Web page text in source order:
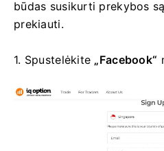
būdas susikurti prekybos
prekiauti.
1. Spustelėkite „Facebook“